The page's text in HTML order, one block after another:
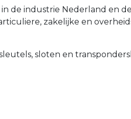
de industrie Nederland en
zakelijke en
sloten en